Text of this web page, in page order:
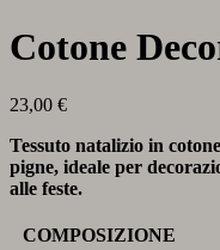
Cotone
23,00 €
Tessuto natalizio in
pigne, ideale per
alle feste.
COMPOSIZIONE